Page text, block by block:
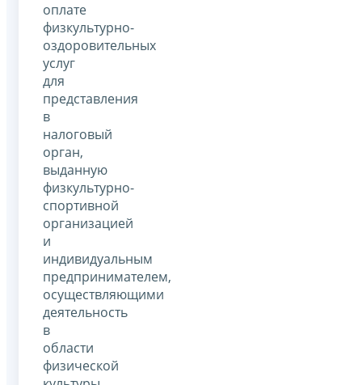
оплате
физкультурно-
оздоровительных
услуг
для
представления
в
налоговый
орган,
выданную
физкультурно-
спортивной
организацией
и
индивидуальным
предпринимателем,
осуществляющими
деятельность
в
области
физической